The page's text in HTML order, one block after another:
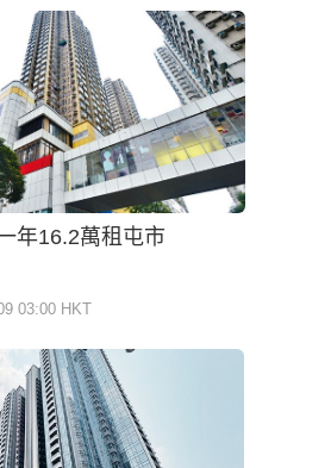
年16.2萬租屯市
03:00 HKT